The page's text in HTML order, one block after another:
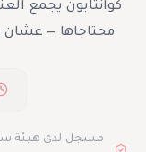
كوانتابون يجمع
محتاجاها —